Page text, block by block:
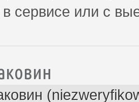
в сервисе или с